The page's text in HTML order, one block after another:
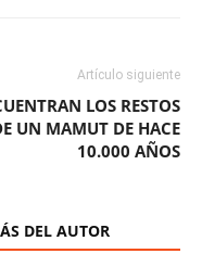
Artículo siguiente
LOS RESTOS
UN MAMUT DE HACE
10.000 AÑOS
DEL AUTOR